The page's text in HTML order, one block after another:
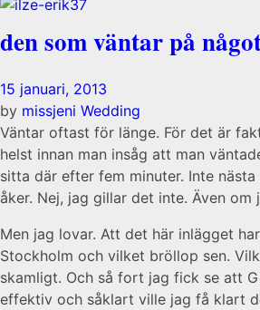
den som väntar på
15 januari, 2013
by missjeni Wedding
Väntar oftast för länge. För det är
helst innan man insåg att man
sitta där efter fem minuter. Inte
åker. Nej, jag gillar det inte. Även
Men jag lovar. Att det här inlägget
Stockholm och vilket bröllop sen.
skamligt. Och så fort jag fick se att
effektiv och såklart ville jag få klart